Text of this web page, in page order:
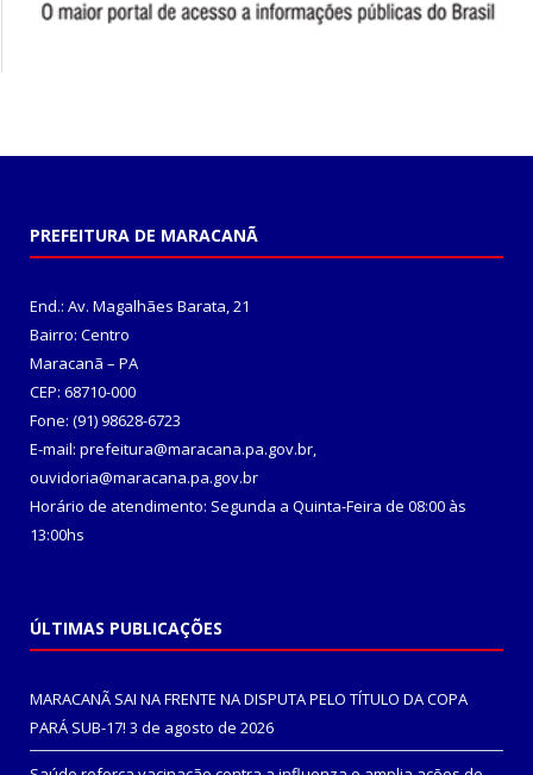
PREFEITURA DE MARACANÃ
End.: Av. Magalhães Barata, 21
Bairro: Centro
Maracanã – PA
CEP: 68710-000
Fone: (91) 98628-6723
E-mail: prefeitura@maracana.pa.gov.br,
ouvidoria@maracana.pa.gov.br
Horário de atendimento: Segunda a Quinta-Feira de 08:00 às
13:00hs
ÚLTIMAS PUBLICAÇÕES
MARACANÃ SAI NA FRENTE NA DISPUTA PELO TÍTULO DA COPA
PARÁ SUB-17! 3 de agosto de 2026